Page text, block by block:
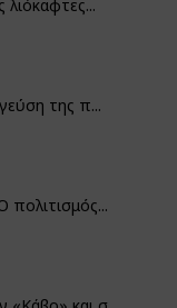
λιόκαφτες...
της π...
πολιτισμός...